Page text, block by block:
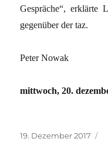
Gespräche“, erklärte
gegenüber der taz.
Peter Nowak
mittwoch, 20.
Veröffentlicht
19. Dezember 2017